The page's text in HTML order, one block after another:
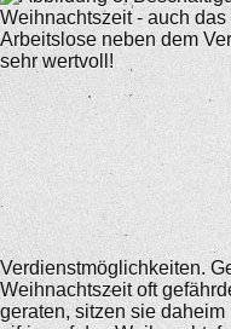
Verdienstmöglichkeiten.
Weihnachtszeit oft
geraten, sitzen sie